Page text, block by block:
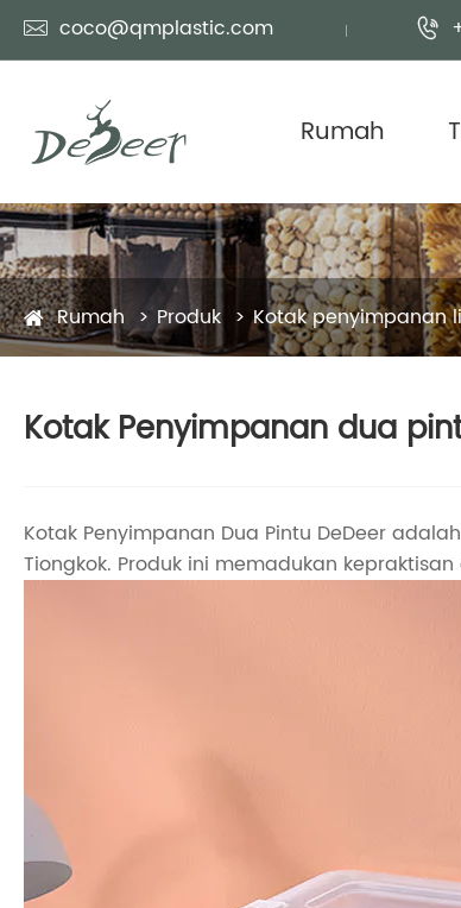
 coco@qmplastic.com 
Rumah
Rumah Produk Kotak penyimpanan
Kotak Penyimpanan dua
Kotak Penyimpanan Dua Pintu DeDeer
Tiongkok. Produk ini memadukan